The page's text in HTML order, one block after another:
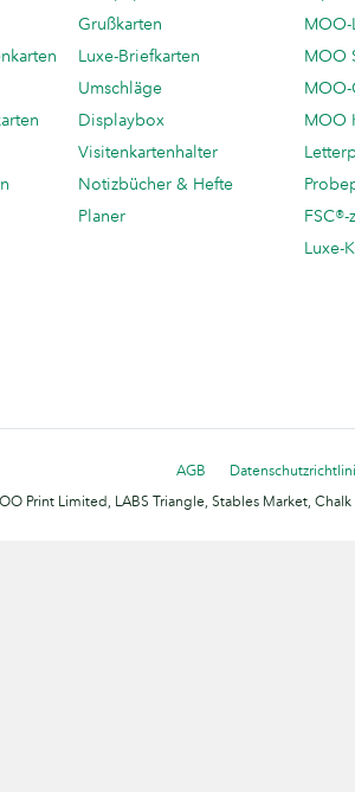
Grußkarten
Luxe-Briefkarten
Umschläge
Displaybox
Visitenkartenhalter
Notizbücher & Hefte
Planer
MOO-
MOO
MOO
Luxe-
AGB
Print Limited, LABS Triangle, Stables Market,